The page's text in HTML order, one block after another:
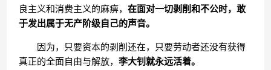
良主义和消费主义的麻痹，在面对一切剥削和不公时，敢
于发出属于无产阶级自己的声音。
因为，只要资本的剥削还在，只要劳动者还没有获得
真正的全面自由与解放，李大钊就永远活着。